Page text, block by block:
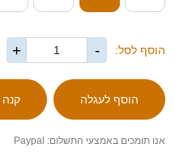
הוסף לסל: -
+
אנו תומכים באמצעי התשלום: Paypal